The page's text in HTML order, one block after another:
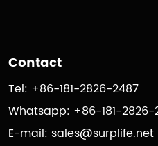
Contact
Tel: +86-181-2826-2487
Whatsapp: +86-181-2826-
E-mail: sales@surplife.net